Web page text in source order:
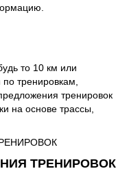
то 10 км или
тренировкам,
тренировок
на основе трассы,
ТРЕНИРОВОК